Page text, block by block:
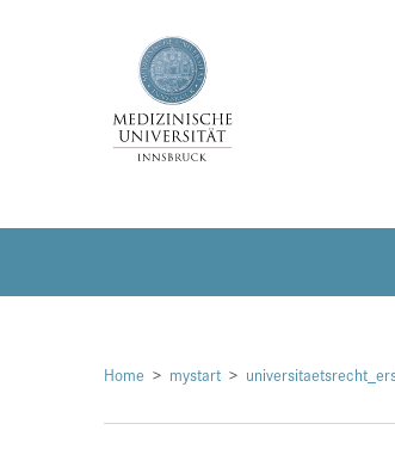
Home mystart